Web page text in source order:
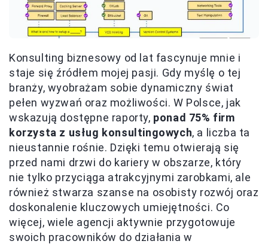
Konsulting biznesowy od lat fascynuje mnie i
staje się źródłem mojej pasji. Gdy myślę o tej
branży, wyobrażam sobie dynamiczny świat
pełen wyzwań oraz możliwości. W Polsce, jak
wskazują dostępne raporty, ponad 75% firm
korzysta z usług konsultingowych, a liczba ta
nieustannie rośnie. Dzięki temu otwierają się
przed nami drzwi do kariery w obszarze, który
nie tylko przyciąga atrakcyjnymi zarobkami, ale
również stwarza szanse na osobisty rozwój oraz
doskonalenie kluczowych umiejętności. Co
więcej, wiele agencji aktywnie przygotowuje
swoich pracowników do działania w